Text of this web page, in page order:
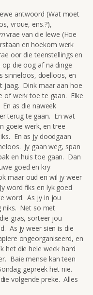
antwoord (Wat moet
vroue, ens.?),
vrae van die lewe (Hoe
en hoekom werk
oor die teenstellings en
die oog af na dinge
sinneloos, doelloos, en
jaag. Dink maar aan hoe
of werk toe te gaan. Elke
as die naweek
terug te gaan. En wat
goeie werk, en tree
En as jy doodgaan
Jy gaan weg, span
en huis toe gaan. Dan
goed en kry
maar oud en wil jy weer
word fiks en lyk goed
word. As jy in jou
niks. Net so met
gras, sorteer jou
As jy weer sien is die
ongeorganiseerd, en
het die hele week hard
Baie mense kan teen
gepreek het nie.
volgende preke. Alles